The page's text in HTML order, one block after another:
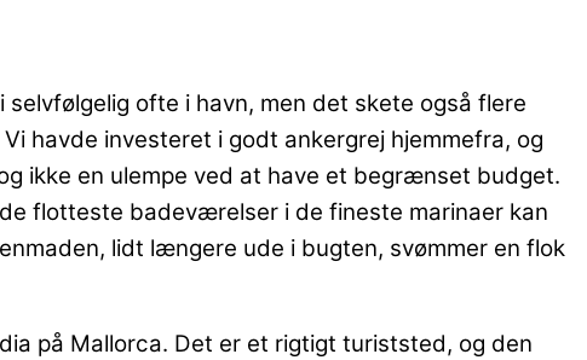
ofte i havn, men det skete også flere
havde investeret i godt ankergrej hjemmefra, og
ikke en ulempe ved at have et begrænset budget.
flotteste badeværelser i de fineste marinaer kan
lidt længere ude i bugten, svømmer en flok
på Mallorca. Det er et rigtigt turiststed, og den